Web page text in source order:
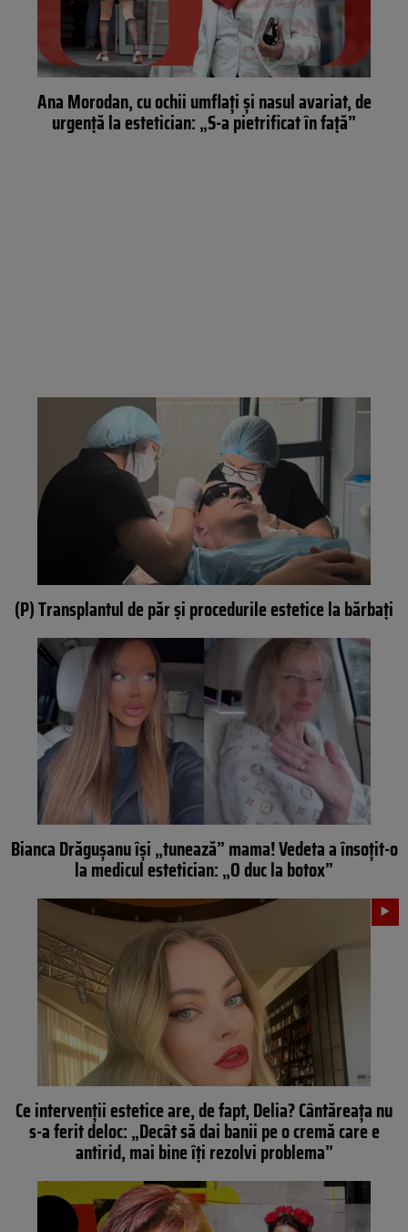
Ana Morodan, cu ochii umflați și nasul avariat, de
urgență la estetician: „S-a pietrificat în față”
(P) Transplantul de păr și procedurile estetice la bărbați
Bianca Drăgușanu își „tunează” mama! Vedeta a însoțit-o
la medicul estetician: „O duc la botox”
Ce intervenții estetice are, de fapt, Delia? Cântăreața nu
s-a ferit deloc: „Decât să dai banii pe o cremă care e
antirid, mai bine îți rezolvi problema”